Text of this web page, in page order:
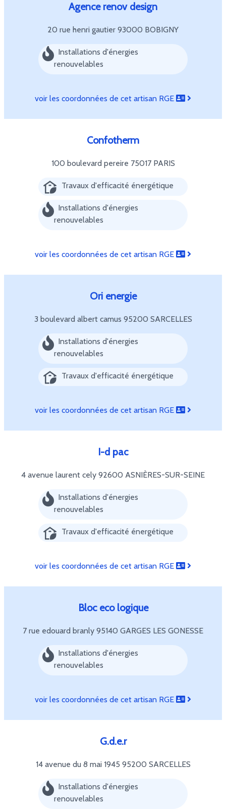
Agence renov design
20 rue henri gautier 93000 BOBIGNY
Installations d'énergies
renouvelables
voir les coordonnées de cet artisan RGE
Confotherm
100 boulevard pereire 75017 PARIS
Travaux d'efficacité énergétique
Installations d'énergies
renouvelables
voir les coordonnées de cet artisan RGE
Ori energie
3 boulevard albert camus 95200 SARCELLES
Installations d'énergies
renouvelables
Travaux d'efficacité énergétique
voir les coordonnées de cet artisan RGE
I-d pac
4 avenue laurent cely 92600 ASNIÈRES-SUR-SEINE
Installations d'énergies
renouvelables
Travaux d'efficacité énergétique
voir les coordonnées de cet artisan RGE
Bloc eco logique
7 rue edouard branly 95140 GARGES LES GONESSE
Installations d'énergies
renouvelables
voir les coordonnées de cet artisan RGE
G.d.e.r
14 avenue du 8 mai 1945 95200 SARCELLES
Installations d'énergies
renouvelables